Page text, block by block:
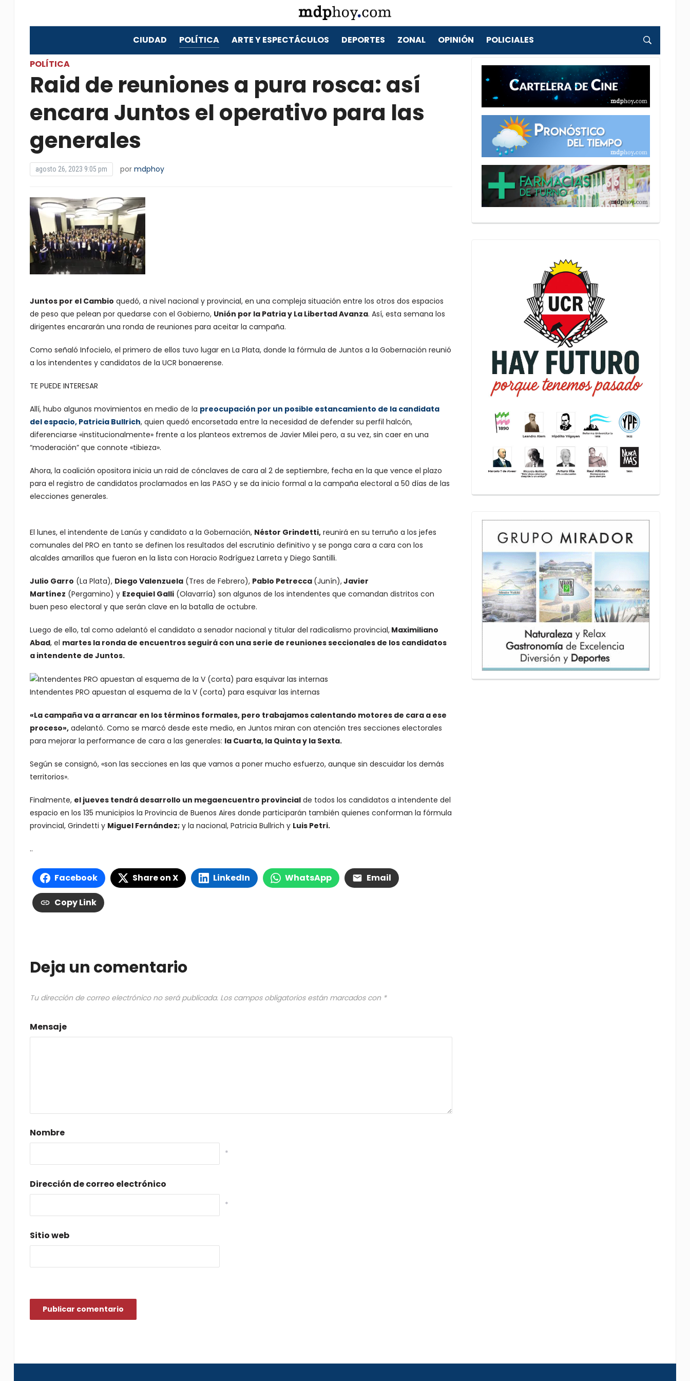
CIUDAD POLÍTICA ARTE Y ESPECTÁCULOS DEPORTES ZONAL OPINIÓN POLICIALES
POLÍTICA
Raid de reuniones a pura rosca: así
encara Juntos el operativo para las
generales
agosto 26, 2023 9:05 pm por mdphoy
Juntos por el Cambio quedó, a nivel nacional y provincial, en una compleja situación entre los otros dos espacios
de peso que pelean por quedarse con el Gobierno, Unión por la Patria y La Libertad Avanza. Así, esta semana los
dirigentes encararán una ronda de reuniones para aceitar la campaña.
Como señaló Infocielo, el primero de ellos tuvo lugar en La Plata, donde la fórmula de Juntos a la Gobernación reunió
a los intendentes y candidatos de la UCR bonaerense.
TE PUEDE INTERESAR
Allí, hubo algunos movimientos en medio de la preocupación por un posible estancamiento de la candidata
del espacio, Patricia Bullrich, quien quedó encorsetada entre la necesidad de defender su perfil halcón,
diferenciarse «institucionalmente» frente a los planteos extremos de Javier Milei pero, a su vez, sin caer en una
“moderación” que connote «tibieza».
Ahora, la coalición opositora inicia un raid de cónclaves de cara al 2 de septiembre, fecha en la que vence el plazo
para el registro de candidatos proclamados en las PASO y se da inicio formal a la campaña electoral a 50 días de las
elecciones generales.
El lunes, el intendente de Lanús y candidato a la Gobernación, Néstor Grindetti,reunirá en su terruño a los jefes
comunales del PRO en tanto se definen los resultados del escrutinio definitivo y se ponga cara a cara con los
alcaldes amarillos que fueron en la lista con Horacio Rodríguez Larreta y Diego Santilli.
Julio Garro (La Plata), Diego Valenzuela(Tres de Febrero), Pablo Petrecca (Junín),Javier
Martínez (Pergamino) y Ezequiel Galli(Olavarría) son algunos de los intendentes que comandan distritos con
buen peso electoral y que serán clave en la batalla de octubre.
Luego de ello, tal como adelantó el candidato a senador nacional y titular del radicalismo provincial,Maximiliano
Abad, el martes la ronda de encuentros seguirá con una serie de reuniones seccionales de los candidatos
a intendente de Juntos.
Intendentes PRO apuestan al esquema de la V (corta) para esquivar las internas
«La campaña va a arrancar en los términos formales, pero trabajamos calentando motores de cara a ese
proceso»,adelantó. Como se marcó desde este medio, en Juntos miran con atención tres secciones electorales
para mejorar la performance de cara a las generales: la Cuarta, la Quinta y la Sexta.
Según se consignó, «son las secciones en las que vamos a poner mucho esfuerzo, aunque sin descuidar los demás
territorios».
Finalmente, el jueves tendrá desarrollo un megaencuentro provincialde todos los candidatos a intendente del
espacio en los 135 municipios la Provincia de Buenos Aires donde participarán también quienes conforman la fórmula
provincial, Grindetti y Miguel Fernández;y la nacional, Patricia Bullrich y Luis Petri.
..
Facebook Share on X LinkedIn WhatsApp Email
Copy Link
Deja un comentario
Tu dirección de correo electrónico no será publicada. Los campos obligatorios están marcados con *
Mensaje
Nombre
*
Dirección de correo electrónico
*
Sitio web